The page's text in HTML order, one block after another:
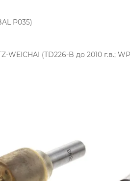
P035)
(TD226-B до 2010 г.в.;